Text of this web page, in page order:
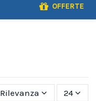
OFFERTE
Rilevanza 24